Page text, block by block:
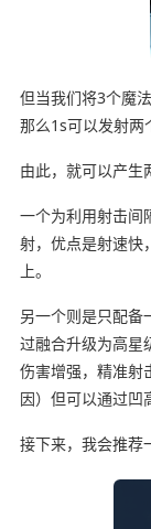
但当我们将3个魔
那么1s可以发射两
由此，就可以产生
一个为利用射击间
射，优点是射速快
上。
另一个则是只配备
过融合升级为高星
伤害增强，精准射
因）但可以通过凹
接下来，我会推荐